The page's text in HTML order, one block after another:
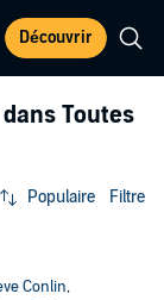
Découvrir
dans Toutes
Populaire Filtre
Conlin,